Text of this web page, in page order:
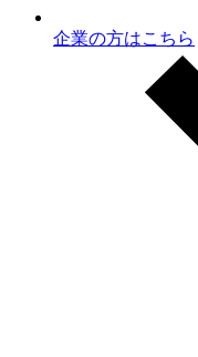
企業の方はこちら